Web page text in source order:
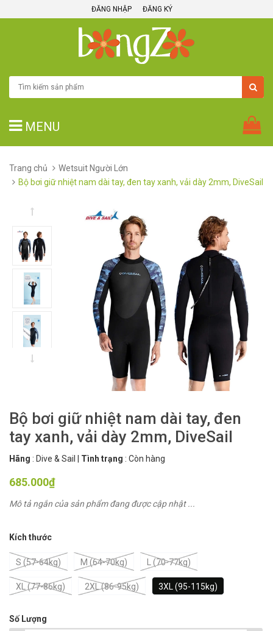
ĐĂNG NHẬP ĐĂNG KÝ
MENU
Trang chủ
Wetsuit Người Lớn
Bộ bơi giữ nhiệt nam dài tay, đen tay xanh, vải dày 2mm, DiveSail
Bộ bơi giữ nhiệt nam dài tay, đen
tay xanh, vải dày 2mm, DiveSail
Hãng : Dive & Sail Tình trạng : Còn hàng
685.000₫
Mô tả ngắn của sản phẩm đang được cập nhật ...
Kích thước
S (57-64kg) M (64-70kg) L (70-77kg)
XL (77-86kg) 2XL (86-95kg) 3XL (95-115kg)
Số Lượng